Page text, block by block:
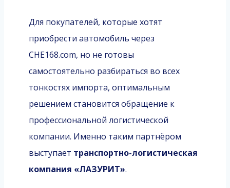
Для покупателей, которые хотят
приобрести автомобиль через
CHE168.com, но не готовы
самостоятельно разбираться во всех
тонкостях импорта, оптимальным
решением становится обращение к
профессиональной логистической
компании. Именно таким партнёром
выступает транспортно-логистическая
компания «ЛАЗУРИТ».